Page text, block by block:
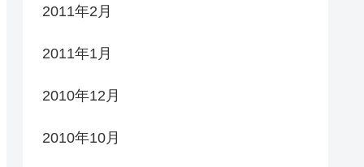
2011年2月
2011年1月
2010年12月
2010年10月